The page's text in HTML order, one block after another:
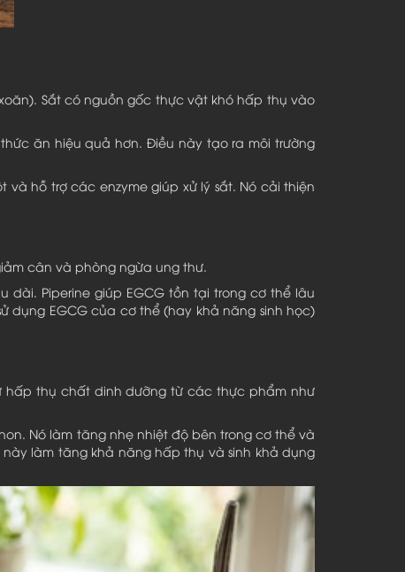
Sắt có nguồn gốc thực vật khó hấp thụ vào
ăn hiệu quả hơn. Điều này tạo ra môi trường
hỗ trợ các enzyme giúp xử lý sắt. Nó cải thiện
cân và phòng ngừa ung thư.
Piperine giúp EGCG tồn tại trong cơ thể lâu
EGCG của cơ thể (hay khả năng sinh học)
hấp thụ chất dinh dưỡng từ các thực phẩm như
Nó làm tăng nhẹ nhiệt độ bên trong cơ thể và
làm tăng khả năng hấp thụ và sinh khả dụng